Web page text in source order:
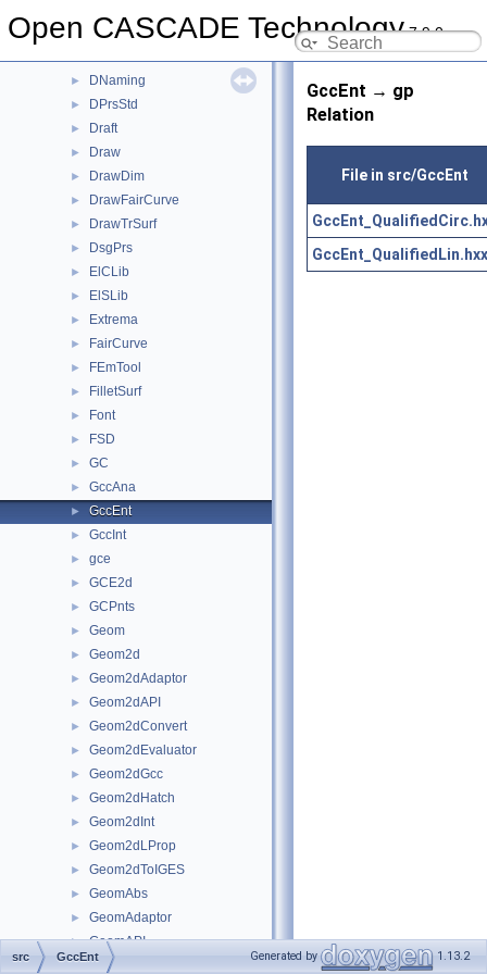
Open CASCADE Technology7.9.0
DEXCAF
► DNaming
► DPrsStd
► Draft
► Draw
► DrawDim
► DrawFairCurve
► DrawTrSurf
► DsgPrs
► ElCLib
► ElSLib
► Extrema
► FairCurve
► FEmTool
► FilletSurf
► Font
► FSD
► GC
► GccAna
► GccEnt
► GccInt
► gce
► GCE2d
► GCPnts
► Geom
► Geom2d
► Geom2dAdaptor
► Geom2dAPI
► Geom2dConvert
► Geom2dEvaluator
► Geom2dGcc
► Geom2dHatch
► Geom2dInt
► Geom2dLProp
► Geom2dToIGES
► GeomAbs
► GeomAdaptor
► GeomAPI
► GeomConvert
GccEnt → gp
Relation
File in src/GccEnt
GccEnt_QualifiedLin.hxx
src GccEnt Generated by 1.13.2